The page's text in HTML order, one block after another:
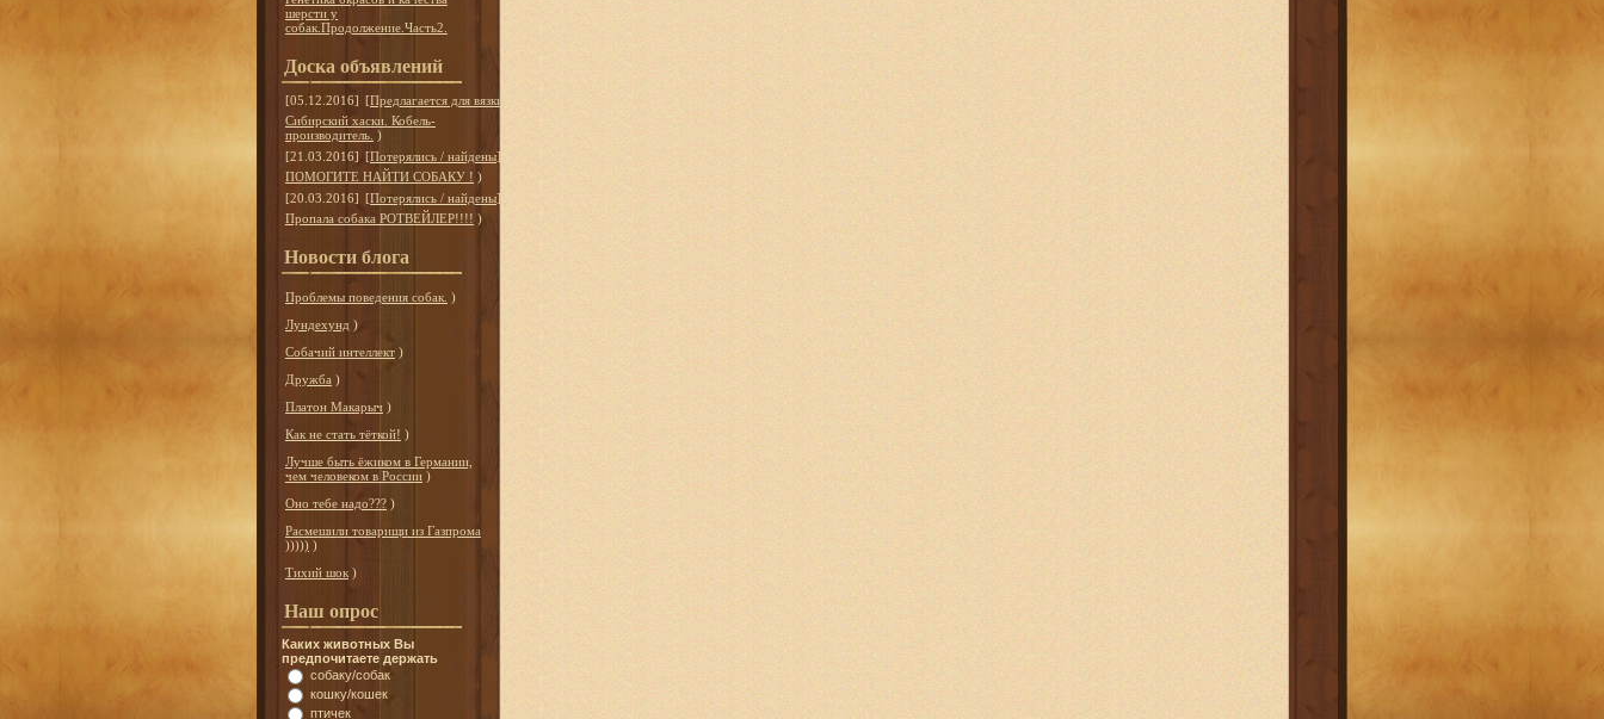
шерсти у
собак.Продолжение.Часть2.
Доска объявлений
[05.12.2016] [Предлагается для вязки
Сибирский хаски. Кобель-
производитель. )
[21.03.2016] [Потерялись / найдены]
ПОМОГИТЕ НАЙТИ СОБАКУ ! )
[20.03.2016] [Потерялись / найдены]
Пропала собака РОТВЕЙЛЕР!!!! )
Новости блога
Проблемы поведения собак. )
Лундехунд )
Собачий интеллект )
Дружба )
Платон Макарыч )
Как не стать тёткой! )
Лучше быть ёжиком в Германии,
чем человеком в России )
Оно тебе надо??? )
Расмешили товарищи из Газпрома
))))) )
Тихий шок )
Наш опрос
Каких животных Вы
предпочитаете держать
собаку/собак
кошку/кошек
птичек